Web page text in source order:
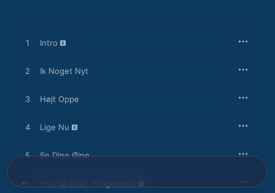
1 Intro
2 Ik Noget Nyt
3 Højt Oppe
4 Lige Nu
5 Se Dine Øjne
6 Hva Så (feat. Artigeardit)